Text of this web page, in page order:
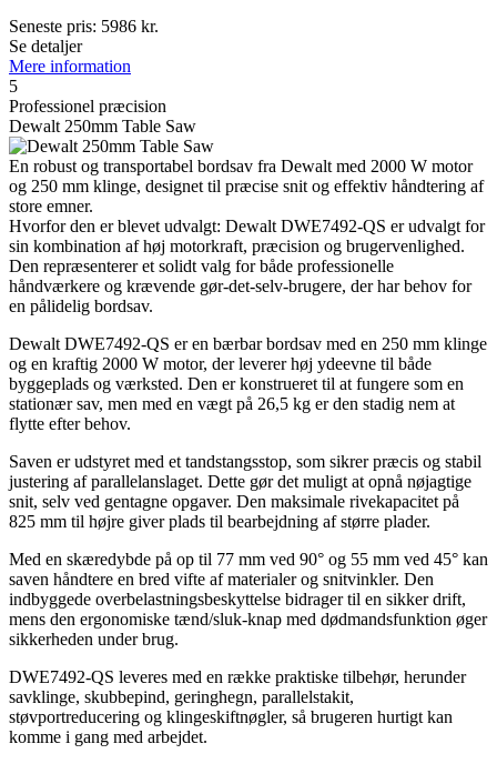
Seneste pris: 5986 kr.
Se detaljer
Mere information
5
Professionel præcision
Dewalt 250mm Table Saw
En robust og transportabel bordsav fra Dewalt med 2000 W motor
og 250 mm klinge, designet til præcise snit og effektiv håndtering af
store emner.
Hvorfor den er blevet udvalgt: Dewalt DWE7492-QS er udvalgt for
sin kombination af høj motorkraft, præcision og brugervenlighed.
Den repræsenterer et solidt valg for både professionelle
håndværkere og krævende gør-det-selv-brugere, der har behov for
en pålidelig bordsav.
Dewalt DWE7492-QS er en bærbar bordsav med en 250 mm klinge
og en kraftig 2000 W motor, der leverer høj ydeevne til både
byggeplads og værksted. Den er konstrueret til at fungere som en
stationær sav, men med en vægt på 26,5 kg er den stadig nem at
flytte efter behov.
Saven er udstyret med et tandstangsstop, som sikrer præcis og stabil
justering af parallelanslaget. Dette gør det muligt at opnå nøjagtige
snit, selv ved gentagne opgaver. Den maksimale rivekapacitet på
825 mm til højre giver plads til bearbejdning af større plader.
Med en skæredybde på op til 77 mm ved 90° og 55 mm ved 45° kan
saven håndtere en bred vifte af materialer og snitvinkler. Den
indbyggede overbelastningsbeskyttelse bidrager til en sikker drift,
mens den ergonomiske tænd/sluk-knap med dødmandsfunktion øger
sikkerheden under brug.
DWE7492-QS leveres med en række praktiske tilbehør, herunder
savklinge, skubbepind, geringhegn, parallelstakit,
støvportreducering og klingeskiftnøgler, så brugeren hurtigt kan
komme i gang med arbejdet.